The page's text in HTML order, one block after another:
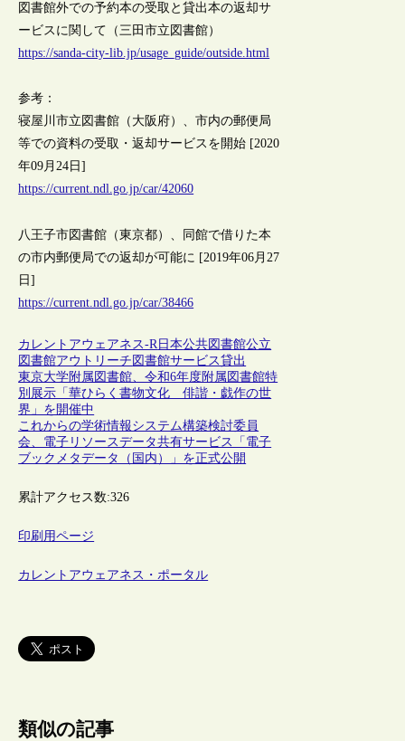
図書館外での予約本の受取と貸出本の返却サ
ービスに関して（三田市立図書館）
https://sanda-city-lib.jp/usage_guide/outside.html
参考：
寝屋川市立図書館（大阪府）、市内の郵便局
等での資料の受取・返却サービスを開始 [2020
年09月24日]
https://current.ndl.go.jp/car/42060
八王子市図書館（東京都）、同館で借りた本
の市内郵便局での返却が可能に [2019年06月27
日]
https://current.ndl.go.jp/car/38466
カレントアウェアネス-R 日本公共図書館公立
図書館アウトリーチ 図書館サービス貸出
東京大学附属図書館、令和6年度附属図書館特
別展示「華ひらく書物文化 俳諧・戯作の世
界」を開催中
これからの学術情報システム構築検討委員
会、電子リソースデータ共有サービス「電子
ブックメタデータ（国内）」を正式公開
累計アクセス数:326
印刷用ページ
カレントアウェアネス・ポータル
類似の記事